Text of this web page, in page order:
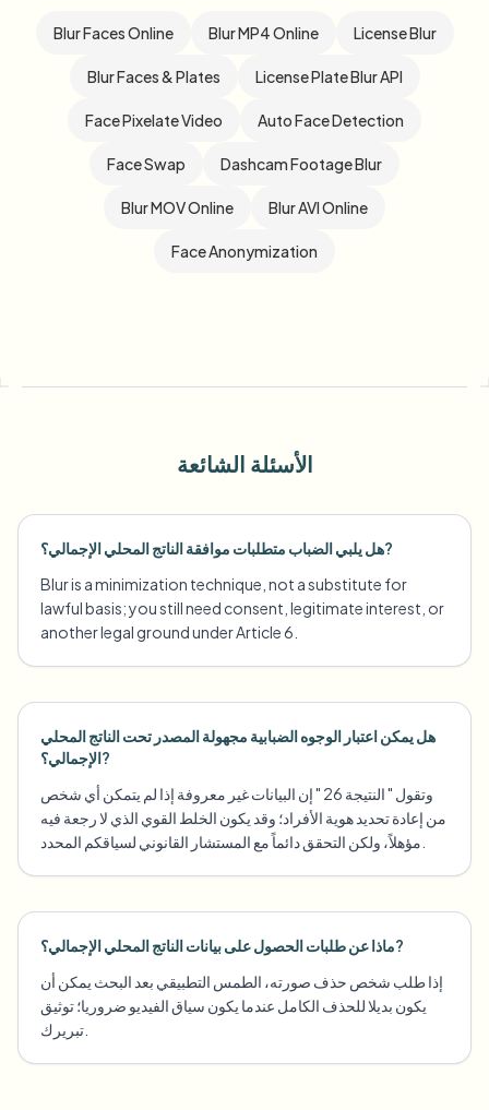
Blur Faces Online Blur MP4 Online License Blur
Blur Faces & Plates License Plate Blur API
Face Pixelate Video Auto Face Detection
Face Swap Dashcam Footage Blur
Blur MOV Online Blur AVI Online
Face Anonymization
الأسئلة الشائعة
هل يلبي الضباب متطلبات موافقة الناتج المحلي الإجمالي؟?
Blur is a minimization technique, not a substitute for
lawful basis; you still need consent, legitimate interest, or
another legal ground under Article 6.
هل يمكن اعتبار الوجوه الضبابية مجهولة المصدر تحت الناتج المحلي
الإجمالي؟?
وتقول " النتيجة 26 " إن البيانات غير معروفة إذا لم يتمكن أي شخص
من إعادة تحديد هوية الأفراد؛ وقد يكون الخلط القوي الذي لا رجعة فيه
ماذا عن طلبات الحصول على بيانات الناتج المحلي الإجمالي؟?
إذا طلب شخص حذف صورته، الطمس التطبيقي بعد البحث يمكن أن
يكون بديلا للحذف الكامل عندما يكون سياق الفيديو ضروريا؛ توثيق